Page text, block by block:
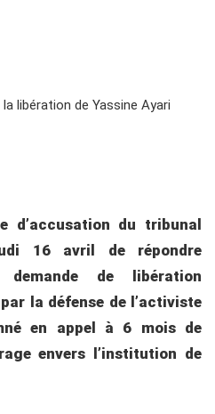
d’accusation du tribunal
16 avril de répondre
de libération
la défense de l’activiste
en appel à 6 mois de
envers l’institution de